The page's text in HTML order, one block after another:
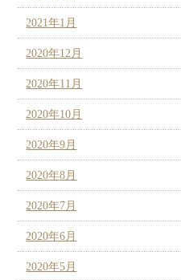
2021年1月
2020年12月
2020年11月
2020年10月
2020年9月
2020年8月
2020年7月
2020年6月
2020年5月